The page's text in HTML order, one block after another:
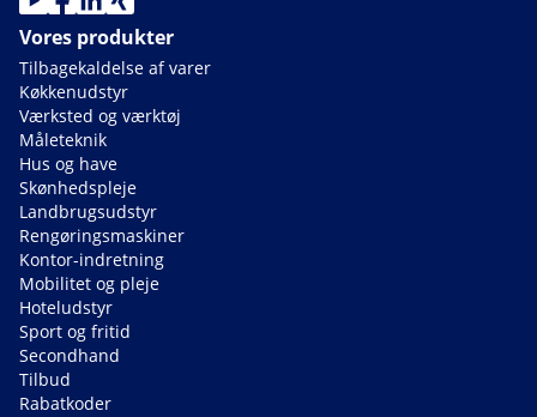
Vores produkter
Tilbagekaldelse af varer
Køkkenudstyr
Værksted og værktøj
Måleteknik
Hus og have
Skønhedspleje
Landbrugsudstyr
Rengøringsmaskiner
Kontor-indretning
Mobilitet og pleje
Hoteludstyr
Sport og fritid
Secondhand
Tilbud
Rabatkoder